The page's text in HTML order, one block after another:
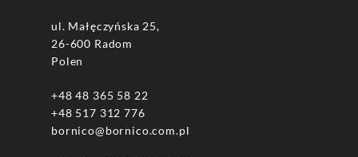
ul. Małęczyńska 25,
26-600 Radom
Polen
+48 48 365 58 22
+48 517 312 776
bornico@bornico.com.pl